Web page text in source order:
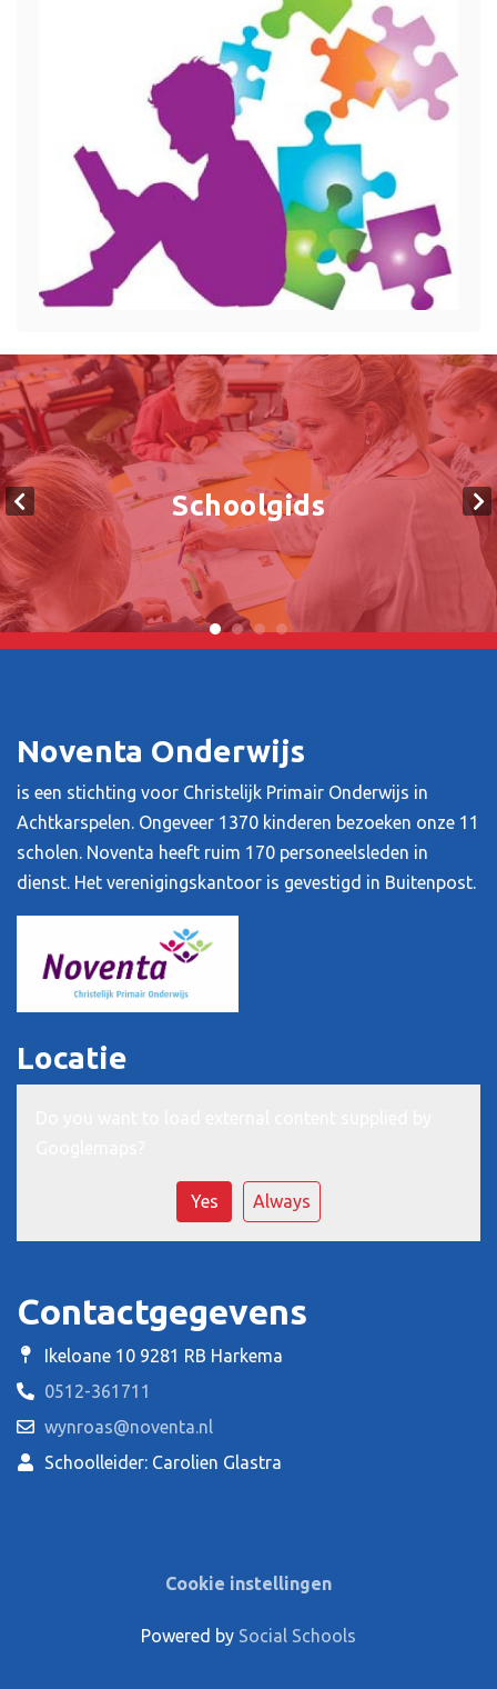
Schoolgids
Noventa Onderwijs
is een stichting voor Christelijk Primair Onderwijs in
Achtkarspelen. Ongeveer 1370 kinderen bezoeken onze 11
scholen. Noventa heeft ruim 170 personeelsleden in
dienst. Het verenigingskantoor is gevestigd in Buitenpost.
Locatie
Yes Always
Contactgegevens
Ikeloane 10 9281 RB Harkema
0512-361711
wynroas@noventa.nl
Schoolleider: Carolien Glastra
Cookie instellingen
Powered by Social Schools